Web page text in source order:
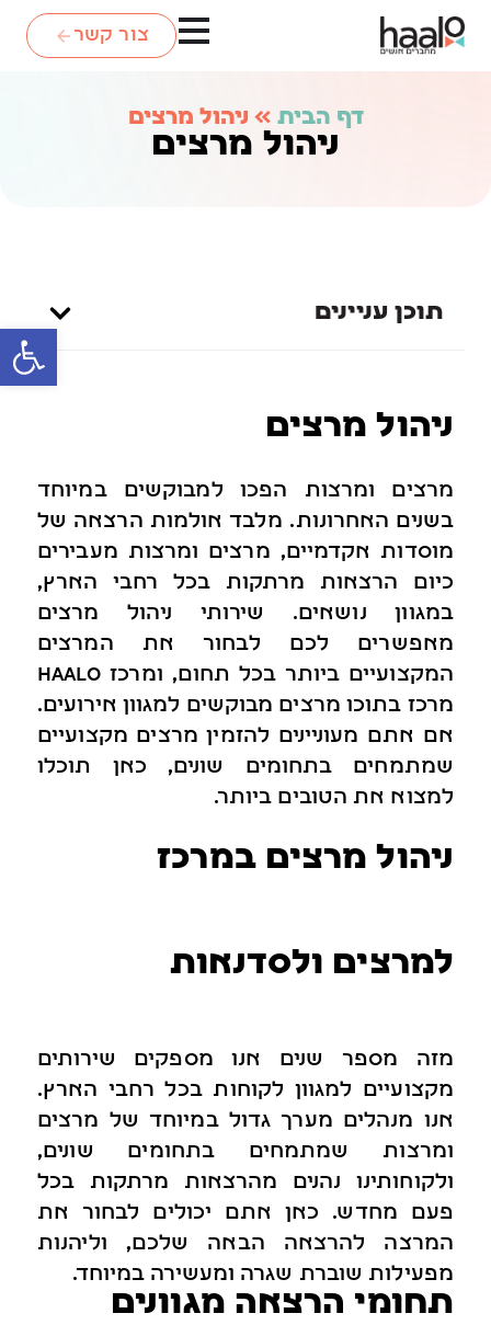
פתח
צור קשר
דף הבית » ניהול מרצים
ניהול מרצים
תוכן עניינים
ניהול מרצים
מרצים ומרצות הפכו למבוקשים במיוחד
בשנים האחרונות. מלבד אולמות הרצאה של
מוסדות אקדמיים, מרצים ומרצות מעבירים
כיום הרצאות מרתקות בכל רחבי הארץ,
במגוון נושאים. שירותי ניהול מרצים
מאפשרים לכם לבחור את המרצים
המקצועיים ביותר בכל תחום, ומרכז haalo
מרכז בתוכו מרצים מבוקשים למגוון אירועים.
אם אתם מעוניינים להזמין מרצים מקצועיים
שמתמחים בתחומים שונים, כאן תוכלו
למצוא את הטובים ביותר.
ניהול מרצים במרכז
למרצים ולסדנאות
מזה מספר שנים אנו מספקים שירותים
מקצועיים למגוון לקוחות בכל רחבי הארץ.
אנו מנהלים מערך גדול במיוחד של מרצים
ומרצות שמתמחים בתחומים שונים,
ולקוחותינו נהנים מהרצאות מרתקות בכל
פעם מחדש. כאן אתם יכולים לבחור את
המרצה להרצאה הבאה שלכם, וליהנות
מפעילות שוברת שגרה ומעשירה במיוחד.
תחומי הרצאה מגוונים